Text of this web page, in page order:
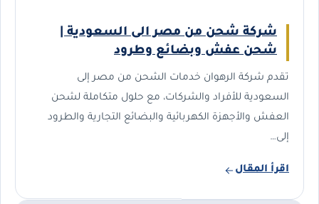
شركة شحن من مصر الى السعودية |
شحن عفش وبضائع وطرود
تقدم شركة الرهوان خدمات الشحن من مصر إلى
السعودية للأفراد والشركات، مع حلول متكاملة لشحن
العفش والأجهزة الكهربائية والبضائع التجارية والطرود
إلى…
اقرأ المقال